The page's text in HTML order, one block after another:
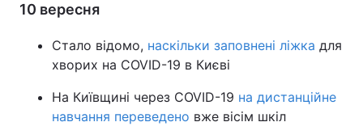
10 вересня
Стало відомо, наскільки заповнені ліжка для
хворих на COVID-19 в Києві
На Київщині через COVID-19 на дистанційне
навчання переведено вже вісім шкіл